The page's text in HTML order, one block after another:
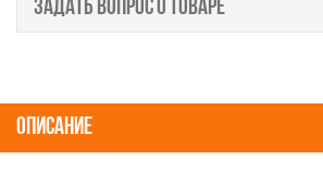
ЗАДАТЬ ВОПРОС О ТОВАРЕ
ОПИСАНИЕ